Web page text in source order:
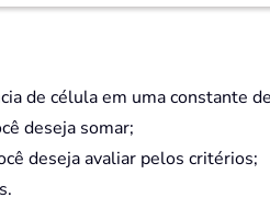
de célula em uma constante
deseja somar;
deseja avaliar pelos critérios;